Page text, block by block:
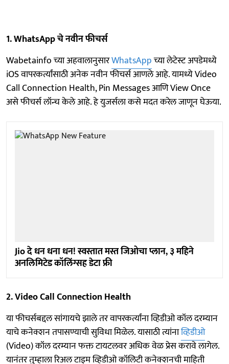
1. WhatsApp चे नवीन फीचर्स
Wabetainfo च्या अहवालानुसारWhatsAppच्या लेटेस्ट अपडेमध्ये
iOS वापरकर्त्यांसाठी अनेक नवीन फीचर्स आणले आहे. यामध्ये Video
Call Connection Health, Pin Messages आणि View Once
असे फीचर्स लॉन्च केले आहे. हे युजर्सला कसे मदत करेल जाणून घेऊया.
Jio दे धन धना धन! स्वस्तात मस्त जिओचा प्लान, ३ महिने
अनलिमिटेड कॉलिंग्सह डेटा फ्री
2. Video Call Connection Health
या फीचर्सबद्दल सांगायचे झाले तर वापरकर्त्यांना व्हिडीओ कॉल दरम्यान
याचे कनेक्शन तपासण्याची सुविधा मिळेल. यासाठी त्यांनाव्हिडीओ
(Video) कॉल दरम्यान फक्त टायटलवर अधिक वेळ प्रेस करावे लागेल.
यानंतर तुम्हाला रिअल टाइम व्हिडीओ कॉलिटी कनेक्शनची माहिती